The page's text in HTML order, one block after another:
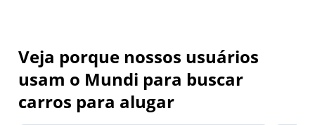
Veja porque nossos usuários
usam o Mundi para buscar
carros para alugar